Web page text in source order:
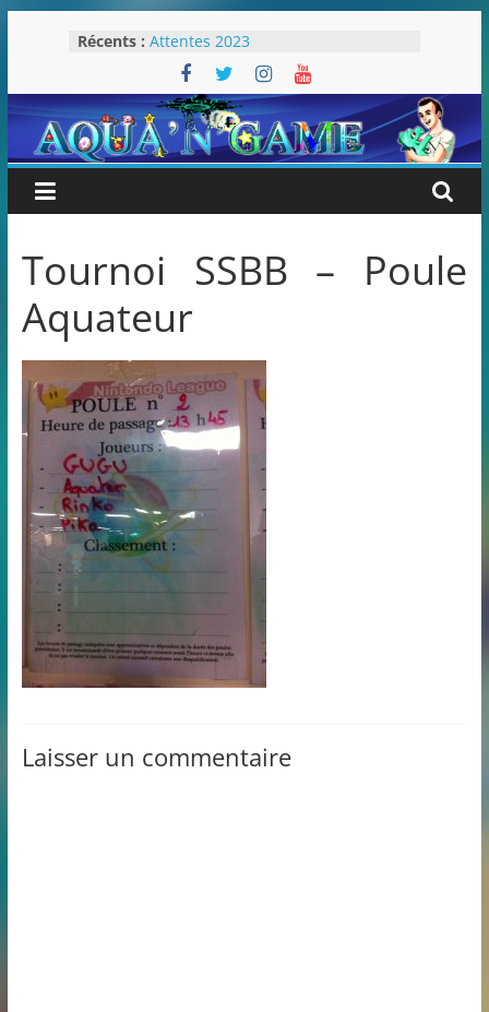
Récents : Attentes 2023
Rétrospective 2022
« Splatoon 3 est-il nécessaire ? »
« Dans les coulisses des JV Harry
Potter »
Pokémon Écarlate : ceci est une
révolution (ou pas) !
Tournoi SSBB – Poule
Aquateur
Laisser un commentaire